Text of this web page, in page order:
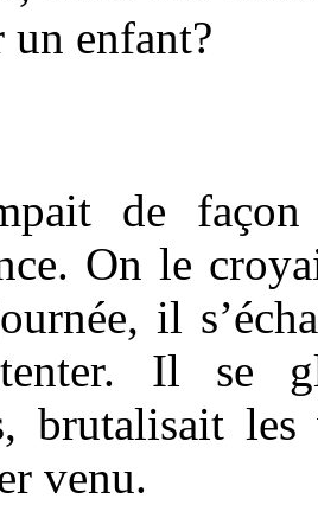
un enfant?
de façon
On le
il
Il se
brutalisait
venu.